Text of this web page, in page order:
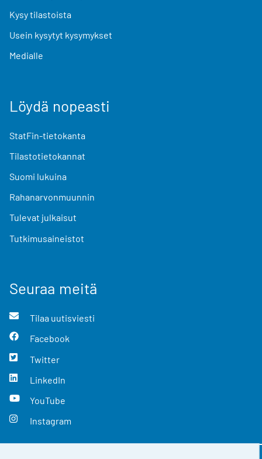
Kysy tilastoista
Usein kysytyt kysymykset
Medialle
Löydä nopeasti
StatFin-tietokanta
Tilastotietokannat
Suomi lukuina
Rahanarvonmuunnin
Tulevat julkaisut
Tutkimusaineistot
Seuraa meitä
Tilaa uutisviesti
Facebook
Twitter
LinkedIn
YouTube
Instagram